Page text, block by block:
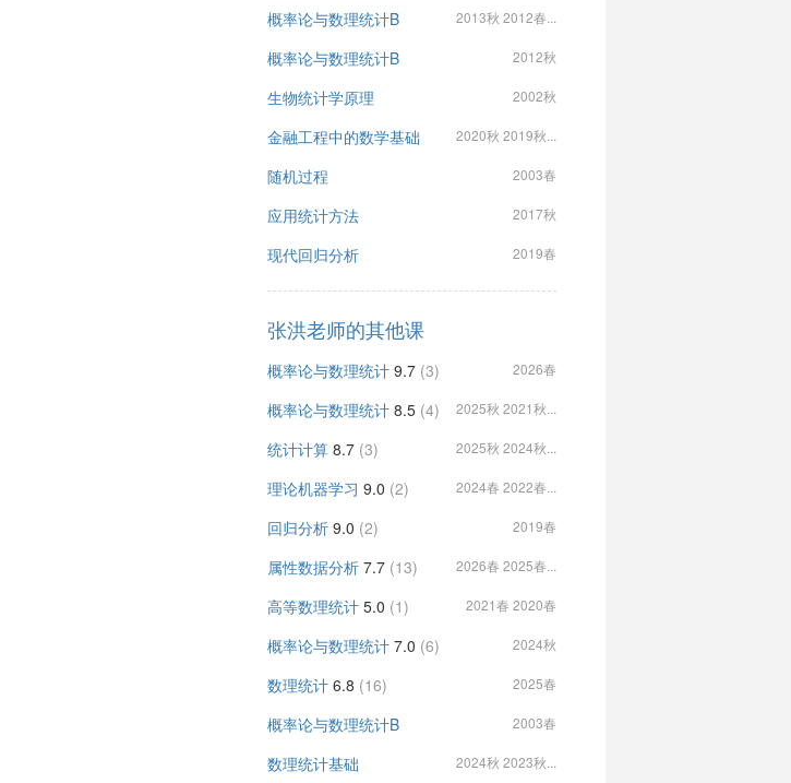
概率论与数理统计B 2013秋 2012春...
概率论与数理统计B 2012秋
生物统计学原理 2002秋
金融工程中的数学基础 2020秋 2019秋...
随机过程 2003春
应用统计方法 2017秋
现代回归分析 2019春
张洪老师的其他课
概率论与数理统计 9.7 (3) 2026春
概率论与数理统计 8.5 (4) 2025秋 2021秋...
统计计算 8.7 (3) 2025秋 2024秋...
理论机器学习 9.0 (2) 2024春 2022春...
回归分析 9.0 (2) 2019春
属性数据分析 7.7 (13) 2026春 2025春...
高等数理统计 5.0 (1) 2021春 2020春
概率论与数理统计 7.0 (6) 2024秋
数理统计 6.8 (16) 2025春
概率论与数理统计B 2003春
数理统计基础 2024秋 2023秋...